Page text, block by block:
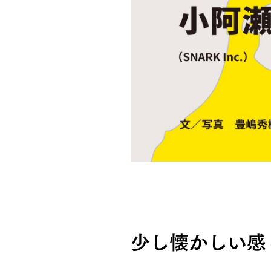
少し懐かしい感